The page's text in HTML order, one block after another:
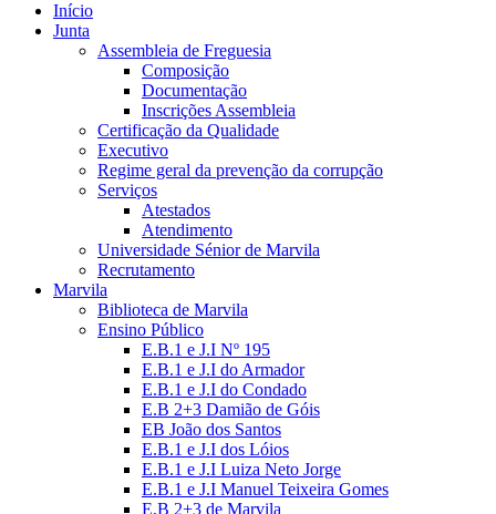
Início
Junta
Assembleia de Freguesia
Composição
Documentação
Inscrições Assembleia
Certificação da Qualidade
Executivo
Regime geral da prevenção da corrupção
Serviços
Atestados
Atendimento
Universidade Sénior de Marvila
Recrutamento
Marvila
Biblioteca de Marvila
Ensino Público
E.B.1 e J.I Nº 195
E.B.1 e J.I do Armador
E.B.1 e J.I do Condado
E.B 2+3 Damião de Góis
EB João dos Santos
E.B.1 e J.I dos Lóios
E.B.1 e J.I Luiza Neto Jorge
E.B.1 e J.I Manuel Teixeira Gomes
E.B 2+3 de Marvila